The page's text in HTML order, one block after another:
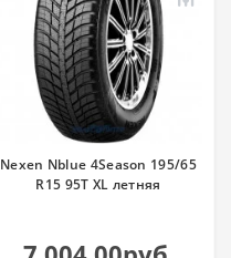
Nexen Nblue 4Season 195/65
R15 95T XL летняя